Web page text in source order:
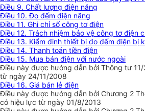
Điều 9. Chất lượng điện năng
Điều 10. Đo đếm điện năng
Điều 11. Ghi chỉ số công tơ điện
Điều 12. Trách nhiệm bảo vệ công tơ điện
Điều 13. Kiểm định thiết bị đo đếm điện bị
Điều 14. Thanh toán tiền điện
Điều 15. Mua bán điện với nước ngoài
Điều này được hướng dẫn bởi Thông tư
từ ngày 24/11/2008
Điều 16. Giá bán lẻ điện
Điều này được hướng dẫn bởi Chương 2
có hiệu lực từ ngày 01/8/2013